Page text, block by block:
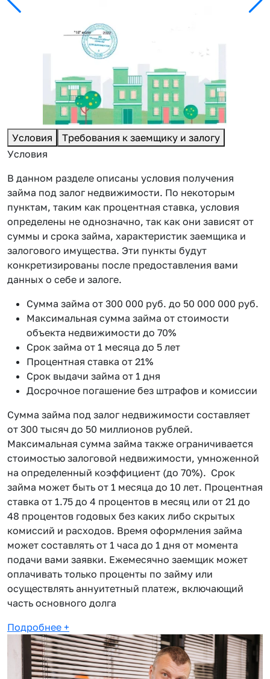
Условия
Требования к заемщику и залогу
Условия
В данном разделе описаны условия получения
займа под залог недвижимости. По некоторым
пунктам, таким как процентная ставка, условия
определены не однозначно, так как они зависят от
суммы и срока займа, характеристик заемщика и
залогового имущества. Эти пункты будут
конкретизированы после предоставления вами
данных о себе и залоге.
Сумма займа от 300 000 руб. до 50 000 000 руб.
Максимальная сумма займа от стоимости
объекта недвижимости до 70%
Срок займа от 1 месяца до 5 лет
Процентная ставка от 21%
Срок выдачи займа от 1 дня
Досрочное погашение без штрафов и комиссии
Сумма займа под залог недвижимости составляет
от 300 тысяч до 50 миллионов рублей.
Максимальная сумма займа также ограничивается
стоимостью залоговой недвижимости, умноженной
на определенный коэффициент (до 70%). Срок
займа может быть от 1 месяца до 10 лет. Процентная
ставка от 1.75 до 4 процентов в месяц или от 21 до
48 процентов годовых без каких либо скрытых
комиссий и расходов. Время оформления займа
может составлять от 1 часа до 1 дня от момента
подачи вами заявки. Ежемесячно заемщик может
оплачивать только проценты по займу или
осуществлять аннуитетный платеж, включающий
часть основного долга
Подробнее +